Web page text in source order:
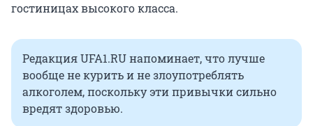
гостиницах высокого класса.
Редакция UFA1.RU напоминает, что лучше
вообще не курить и не злоупотреблять
алкоголем, поскольку эти привычки сильно
вредят здоровью.